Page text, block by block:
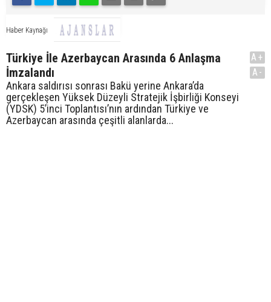
Haber Kaynağı
Türkiye İle Azerbaycan Arasında 6 Anlaşma
İmzalandı
Ankara saldırısı sonrası Bakü yerine Ankara’da
gerçekleşen Yüksek Düzeyli Stratejik İşbirliği Konseyi
(YDSK) 5’inci Toplantısı’nın ardından Türkiye ve
Azerbaycan arasında çeşitli alanlarda...
A+
A-